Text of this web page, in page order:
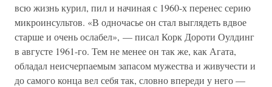
всю жизнь курил, пил и начиная с 1960-х перенес серию
микроинсультов. «В одночасье он стал выглядеть вдвое
старше и очень ослабел», — писал Корк Дороти Оулдинг
в августе 1961-го. Тем не менее он так же, как Агата,
обладал неисчерпаемым запасом мужества и живучести и
до самого конца вел себя так, словно впереди у него —